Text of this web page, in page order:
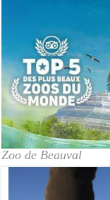
Zoo de Beauval